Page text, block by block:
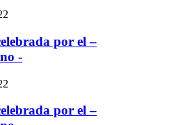
por el –
-
por el –